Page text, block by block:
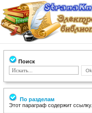
Поиск
По разделам
Этот параграф содержит ссылку.